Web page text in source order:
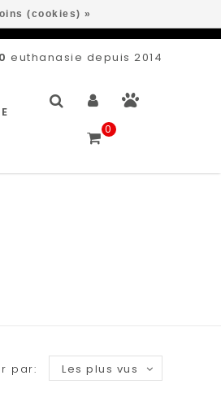
0 euthanasie depuis 2014
0
par: Les plus vus
(cookies) »